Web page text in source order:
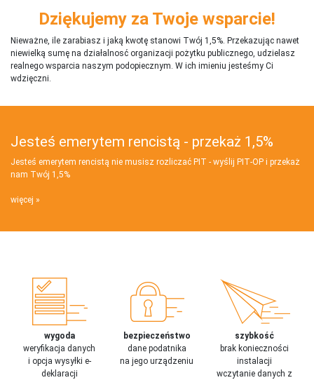
Dziękujemy za Twoje wsparcie!
Nieważne, ile zarabiasz i jaką kwotę stanowi Twój 1,5%. Przekazując nawet
niewielką sumę na działalnosć organizacji pożytku publicznego, udzielasz
realnego wsparcia naszym podopiecznym. W ich imieniu jesteśmy Ci
wdzięczni.
Jesteś emerytem rencistą - przekaż 1,5%
Jesteś emerytem rencistą nie musisz rozliczać PIT - wyślij PIT‑OP i przekaż
nam Twój 1,5%
więcej
wygoda
weryfikacja danych
i opcja wysyłki e-
deklaracji
bezpieczeństwo
dane podatnika
na jego urządzeniu
szybkość
brak konieczności
instalacji
wczytanie danych z